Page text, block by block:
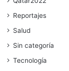
Reportajes
Salud
Sin categoría
Tecnología